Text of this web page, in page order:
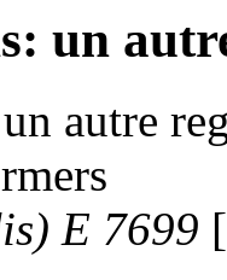
un
autre
E 7699